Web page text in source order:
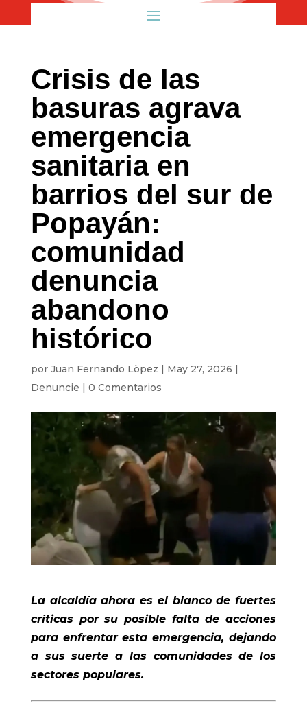
Crisis de las
basuras agrava
emergencia
sanitaria en
barrios del sur de
Popayán:
comunidad
denuncia
abandono
histórico
por Juan Fernando Lòpez | May 27, 2026 |
Denuncie | 0 Comentarios
La alcaldía ahora es el blanco de fuertes
críticas por su posible falta de acciones
para enfrentar esta emergencia, dejando
a sus suerte a las comunidades de los
sectores populares.